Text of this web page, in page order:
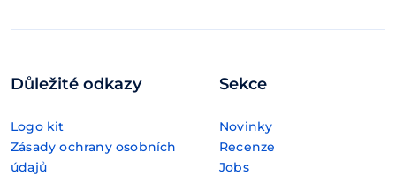
Důležité odkazy
Logo kit
Zásady ochrany osobních
údajů
Sekce
Novinky
Recenze
Jobs